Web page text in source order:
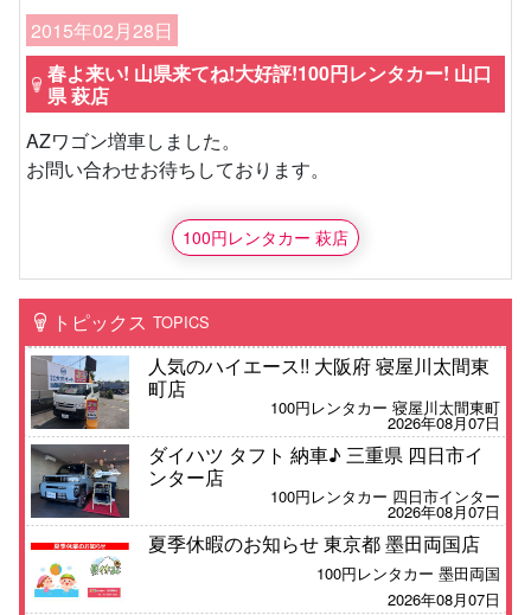
2015年02月28日
春よ来い! 山県来てね!大好評!100円レンタカー! 山口
県 萩店
AZワゴン増車しました。
お問い合わせお待ちしております。
100円レンタカー 萩店
トピックス TOPICS
人気のハイエース!! 大阪府 寝屋川太間東
町店
100円レンタカー 寝屋川太間東町
2026年08月07日
ダイハツ タフト 納車♪ 三重県 四日市イ
ンター店
100円レンタカー 四日市インター
2026年08月07日
夏季休暇のお知らせ 東京都 墨田両国店
100円レンタカー 墨田両国
2026年08月07日